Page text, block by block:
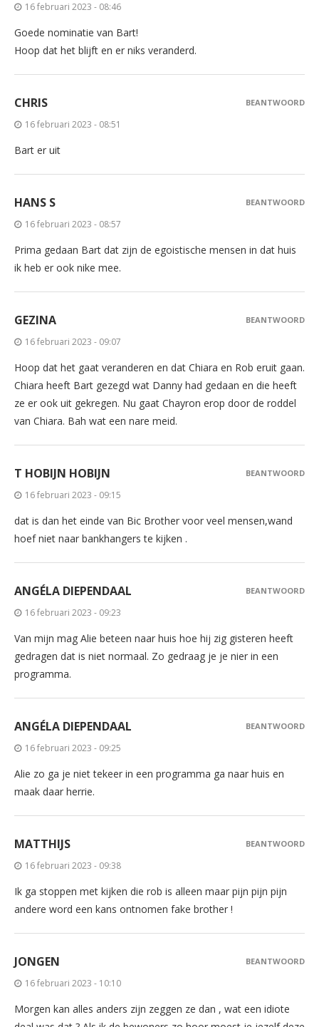
16 februari 2023 - 08:46
Goede nominatie van Bart!
Hoop dat het blijft en er niks veranderd.
CHRIS
16 februari 2023 - 08:51
Bart er uit
BEANTWOORD
HANS S
16 februari 2023 - 08:57
Prima gedaan Bart dat zijn de egoistische mensen in dat huis
ik heb er ook nike mee.
BEANTWOORD
GEZINA
16 februari 2023 - 09:07
Hoop dat het gaat veranderen en dat Chiara en Rob eruit gaan.
Chiara heeft Bart gezegd wat Danny had gedaan en die heeft
ze er ook uit gekregen. Nu gaat Chayron erop door de roddel
van Chiara. Bah wat een nare meid.
BEANTWOORD
T HOBIJN HOBIJN
16 februari 2023 - 09:15
dat is dan het einde van Bic Brother voor veel mensen,wand
hoef niet naar bankhangers te kijken .
BEANTWOORD
ANGÉLA DIEPENDAAL
16 februari 2023 - 09:23
Van mijn mag Alie beteen naar huis hoe hij zig gisteren heeft
gedragen dat is niet normaal. Zo gedraag je je nier in een
programma.
BEANTWOORD
ANGÉLA DIEPENDAAL
16 februari 2023 - 09:25
Alie zo ga je niet tekeer in een programma ga naar huis en
maak daar herrie.
BEANTWOORD
MATTHIJS
16 februari 2023 - 09:38
Ik ga stoppen met kijken die rob is alleen maar pijn pijn pijn
andere word een kans ontnomen fake brother !
BEANTWOORD
JONGEN
16 februari 2023 - 10:10
Morgen kan alles anders zijn zeggen ze dan , wat een idiote
BEANTWOORD